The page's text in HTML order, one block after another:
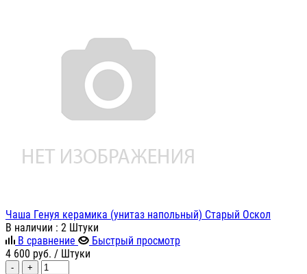
Чаша Генуя керамика (унитаз напольный) Старый Оскол
В наличии : 2 Штуки
В сравнение
Быстрый просмотр
4 600 руб. / Штуки
- +